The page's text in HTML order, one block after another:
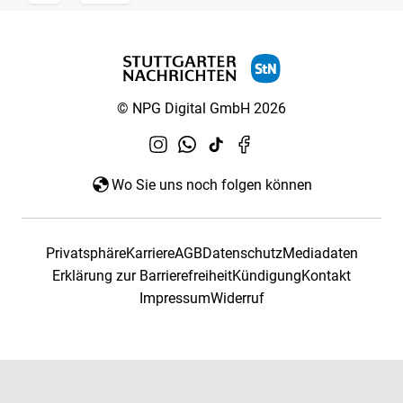
© NPG Digital GmbH 2026
Wo Sie uns noch folgen können
PrivatsphäreKarriereAGBDatenschutzMediadaten
Erklärung zur BarrierefreiheitKündigungKontakt
ImpressumWiderruf